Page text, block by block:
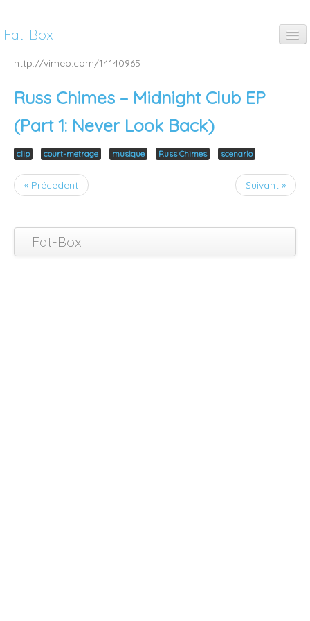
Fat-Box
fun
music
art
anim
pubs
thinking
http://vimeo.com/14140965
Russ Chimes – Midnight Club EP
(Part 1: Never Look Back)
clip court-metrage musique Russ Chimes scenario
« Précedent Suivant »
Fat-Box